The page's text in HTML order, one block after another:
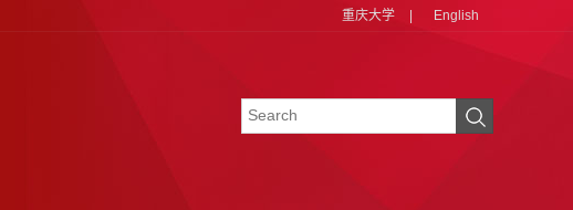
重庆大学 English